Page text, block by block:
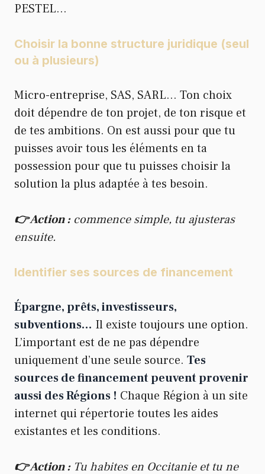
PESTEL…
Choisir la bonne structure juridique (seul
ou à plusieurs)
Micro-entreprise, SAS, SARL… Ton choix
doit dépendre de ton projet, de ton risque et
de tes ambitions. On est aussi pour que tu
puisses avoir tous les éléments en ta
possession pour que tu puisses choisir la
solution la plus adaptée à tes besoin.
👉 Action :commence simple, tu ajusteras
ensuite.
Identifier ses sources de financement
Épargne, prêts, investisseurs,
subventions… Il existe toujours une option.
L’important est de ne pas dépendre
uniquement d’une seule source. Tes
sources de financement peuvent provenir
aussi des Régions ! Chaque Région à un site
internet qui répertorie toutes les aides
existantes et les conditions.
👉 Action :Tu habites en Occitanie et tu ne